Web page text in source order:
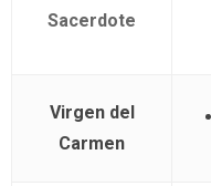
Sacerdote
Virgen del
Carmen